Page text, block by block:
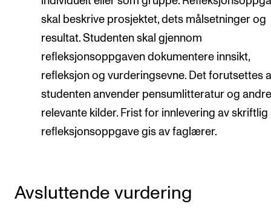
skal beskrive prosjektet, dets målsetninger og
resultat. Studenten skal gjennom
refleksjonsoppgaven dokumentere innsikt,
refleksjon og vurderingsevne. Det forutsettes
studenten anvender pensumlitteratur og
relevante kilder. Frist for innlevering av skriftlig
refleksjonsoppgave gis av faglærer.
Avsluttende vurdering